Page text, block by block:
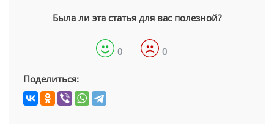
Была ли эта статья для вас полезной?
0 0
Поделиться: